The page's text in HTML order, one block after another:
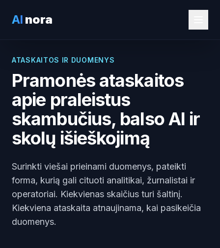
AI nora
ATASKAITOS IR DUOMENYS
Pramonės ataskaitos
apie praleistus
skambučius, balso AI ir
skolų išieškojimą
Surinkti viešai prieinami duomenys, pateikti
forma, kurią gali cituoti analitikai, žurnalistai ir
operatoriai. Kiekvienas skaičius turi šaltinį.
Kiekviena ataskaita atnaujinama, kai pasikeičia
duomenys.